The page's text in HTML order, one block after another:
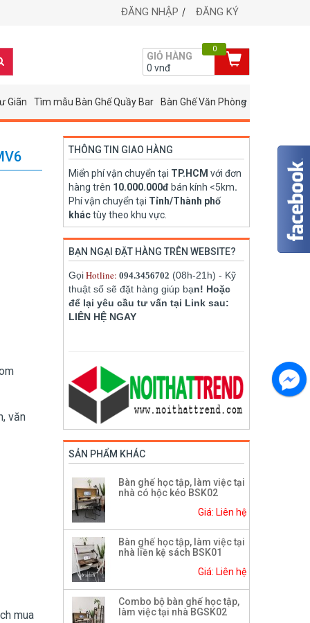
ĐĂNG NHẬP ĐĂNG KÝ
GIỎ HÀNG
0 vnđ
0
Giãn Tìm mẫu Bàn Ghế Quầy Bar Bàn Ghế Văn Phòng
văn
mua
THÔNG TIN GIAO HÀNG
Miển phí vận chuyển tại TP.HCM với đơn
hàng trên 10.000.000đ bán kính <5km.
Phí vận chuyển tại Tỉnh/Thành phố
kháctùy theo khu vực.
BẠN NGẠI ĐẶT HÀNG TRÊN WEBSITE?
GọiHotline: 094.3456702 (08h-21h) - Kỹ
thuật số sẽ đặt hàng giúp bạn! Hoặc
để lại yêu cầu tư vấn tại Link sau:
LIÊN HỆ NGAY
SẢN PHẨM KHÁC
Bàn ghế học tập, làm việc tại
nhà có hộc kéo BSK02
Giá: Liên hệ
Bàn ghế học tập, làm việc tại
nhà liền kệ sách BSK01
Giá: Liên hệ
Combo bộ bàn ghế học tập,
làm việc tại nhà BGSK02